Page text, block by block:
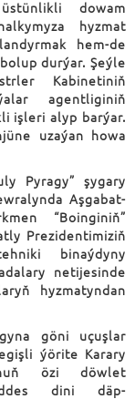
dowam
hyzmat
hem-de
durýar. Şeýle
Kabinetiniň
agentliginiň
işleri alyp barýar.
uzaýan howa
Pyragy” şygary
Aşgabat-
“Boinginiň”
Prezidentimiziň
binaýdyny
netijesinde
hyzmatyndan
göni uçuşlar
ýörite Karary
özi döwlet
dini däp-